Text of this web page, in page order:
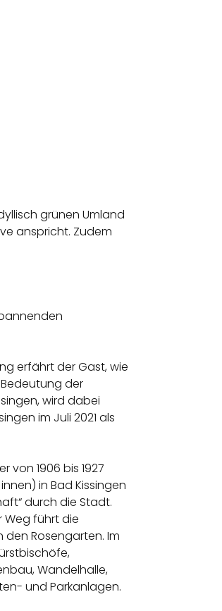
grünen Umland
anspricht. Zudem
erfährt der Gast, wie
der
wird dabei
im Juli 2021 als
von 1906 bis 1927
in Bad Kissingen
durch die Stadt.
Weg führt die
Rosengarten. Im
Wandelhalle,
und Parkanlagen.